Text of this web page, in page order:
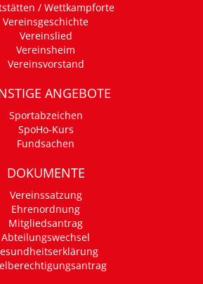
/ Wettkampforte
Vereinsgeschichte
Vereinslied
Vereinsheim
Vereinsvorstand
ANGEBOTE
Sportabzeichen
SpoHo-Kurs
Fundsachen
DOKUMENTE
Vereinssatzung
Ehrenordnung
Mitgliedsantrag
Abteilungswechsel